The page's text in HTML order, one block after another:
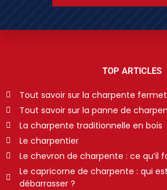
TOP ARTICLES
Tout savoir sur la charpente
Tout savoir sur la panne de
La charpente traditionnelle en bois
Le charpentier
Le chevron de charpente : ce qu’il
Le capricorne de charpente : qui
débarrasser ?